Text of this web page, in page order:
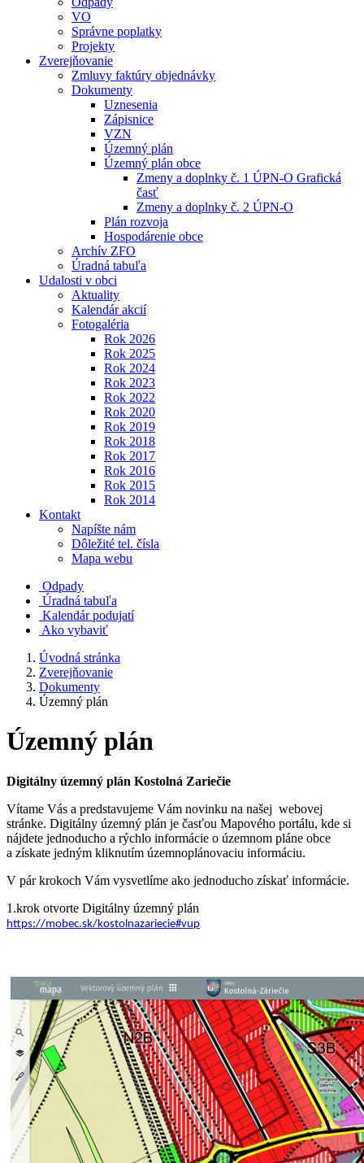
VO
Správne poplatky
Projekty
Zverejňovanie
Zmluvy faktúry objednávky
Dokumenty
Uznesenia
Zápisnice
VZN
Územný plán
Územný plán obce
Zmeny a doplnky č. 1 ÚPN-O Grafická
časť
Zmeny a doplnky č. 2 ÚPN-O
Plán rozvoja
Hospodárenie obce
Archív ZFO
Úradná tabuľa
Udalosti v obci
Aktuality
Kalendár akcií
Fotogaléria
Rok 2026
Rok 2025
Rok 2024
Rok 2023
Rok 2022
Rok 2020
Rok 2019
Rok 2018
Rok 2017
Rok 2016
Rok 2015
Rok 2014
Kontakt
Napíšte nám
Dôležité tel. čísla
Mapa webu
Odpady
Úradná tabuľa
Kalendár podujatí
Ako vybaviť
Úvodná stránka
Zverejňovanie
Dokumenty
Územný plán
Územný plán
Digitálny územný plán Kostolná Zariečie
Vítame Vás a predstavujeme Vám novinku na našej webovej
stránke. Digitálny územný plán je časťou Mapového portálu, kde si
nájdete jednoducho a rýchlo informácie o územnom pláne obce
a získate jedným kliknutím územnoplánovaciu informáciu.
V pár krokoch Vám vysvetlíme ako jednoducho získať informácie.
1.krok otvorte Digitálny územný plán
https://mobec.sk/kostolnazariecie#vup